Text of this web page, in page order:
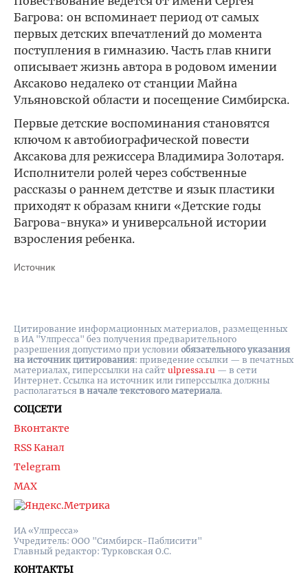
Багрова: он вспоминает период от самых
первых детских впечатлений до момента
поступления в гимназию. Часть глав книги
описывает жизнь автора в родовом имении
Аксаково недалеко от станции Майна
Ульяновской области и посещение Симбирска.
Первые детские воспоминания становятся
ключом к автобиографической повести
Аксакова для режиссера Владимира Золотаря.
Исполнители ролей через собственные
рассказы о раннем детстве и язык пластики
приходят к образам книги «Детские годы
Багрова-внука» и универсальной истории
взросления ребенка.
Источник
ИА «Улпресса»
Учредитель: ООО "Симбирск-Паблисити"
Главный редактор: Турковская О.С.
КОНТАКТЫ
СОЦСЕТИ
Вконтакте
RSS Канал
Telegram
MAX
Цитирование информационных материалов, размещенных
в ИА "Улпресса" без получения предварительного
разрешения допустимо при условии обязательного указания
на источник цитирования: приведение ссылки — в печатных
материалах, гиперссылки на cайт ulpressa.ru — в сети
Интернет. Ссылка на источник или гиперссылка должны
располагаться в начале текстового материала.